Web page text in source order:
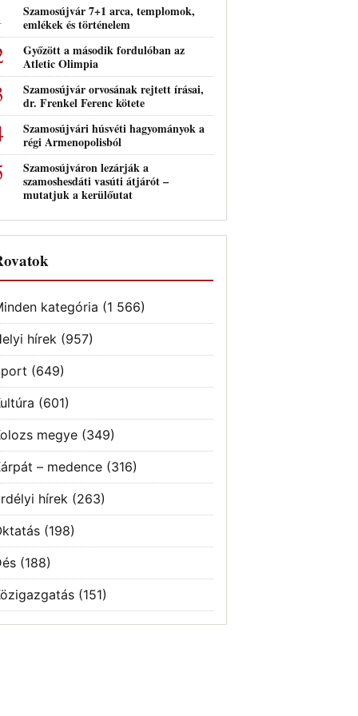
Szamosújvár 7+1 arca, templomok,
emlékek és történelem
Győzött a második fordulóban az
Atletic Olimpia
Szamosújvár orvosának rejtett írásai,
dr. Frenkel Ferenc kötete
Szamosújvári húsvéti hagyományok a
régi Armenopolisból
Szamosújváron lezárják a
szamoshesdáti vasúti átjárót –
mutatjuk a kerülőutat
kategória (1 566)
hírek (957)
(649)
(601)
megye (349)
– medence (316)
hírek (263)
(198)
(188)
(151)